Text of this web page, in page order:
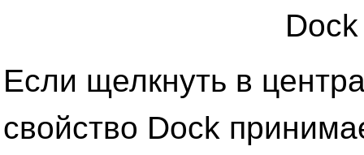
Dock
Если щелкнуть в
свойство Dock